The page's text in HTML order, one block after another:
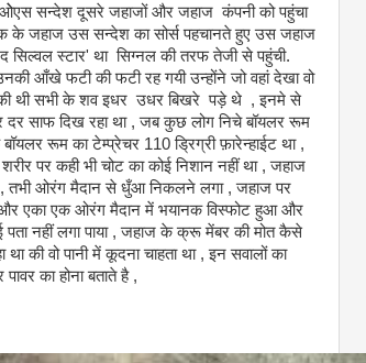
सन्देश दूसरे जहाजों और जहाज कंपनी को पहुंचा
के जहाज उस सन्देश का सोर्स पहचानते हुए उस जहाज
स्टार' था सिग्नल की तरफ तेजी से पहुंची.
आँखे फटी की फटी रह गयी उन्होंने जो वहां देखा वो
चुकी थी सभी के शव इधर उधर बिखरे पड़े थे , इनमे से
साफ दिख रहा था , जब कुछ लोग निचे बॉयलर रूम
रूम का टेम्प्रेचर 110 ड्रिग्री फ़ारेन्हाईट था ,
पर कही भी चोट का कोई निशान नहीं था , जहाज
तभी ओरंग मैदान से धुँआ निकलने लगा , जहाज पर
एका एक ओरंग मैदान में भयानक विस्फोट हुआ और
नहीं लगा पाया , जहाज के क्रू मेंबर की मोत कैसे
की वो पानी में कूदना चाहता था , इन सवालों का
का होना बताते है ,